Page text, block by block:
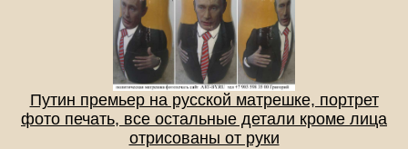
Путин премьер на русской матрешке, портрет
фото печать, все остальные детали кроме лица
отрисованы от руки